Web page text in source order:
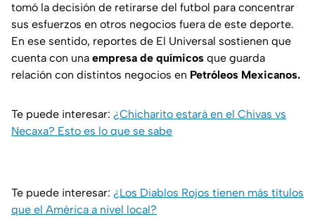
tomó la decisión de retirarse del futbol para concentrar
sus esfuerzos en otros negocios fuera de este deporte.
En ese sentido, reportes de El Universal sostienen que
cuenta con una empresa de químicos que guarda
relación con distintos negocios en Petróleos Mexicanos.
Te puede interesar: ¿Chicharito estará en el Chivas vs
Necaxa? Esto es lo que se sabe
Te puede interesar: ¿Los Diablos Rojos tienen más títulos
que el América a nivel local?